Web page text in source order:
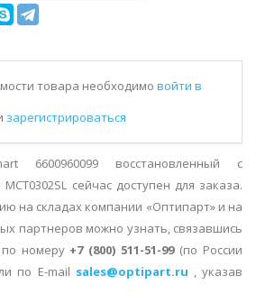
товара необходимо войти в
зарегистрироваться
6600960099 восстановленный с
сейчас доступен для заказа.
на складах компании «Оптипарт» и на
партнеров можно узнать, связавшись
номеру +7 (800) 511-51-99(по России
по E-mail sales@optipart.ru , указав